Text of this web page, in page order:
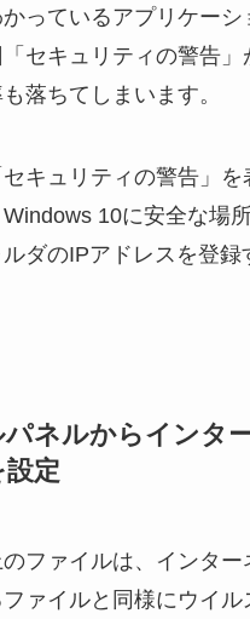
っているアプリケーシ
セキュリティの警告」
落ちてしまいます。
キュリティの警告」を
10に安全な場
ダのIPアドレスを登録
ネルからインタ
定
ファイルは、インター
ァイルと同様にウイル